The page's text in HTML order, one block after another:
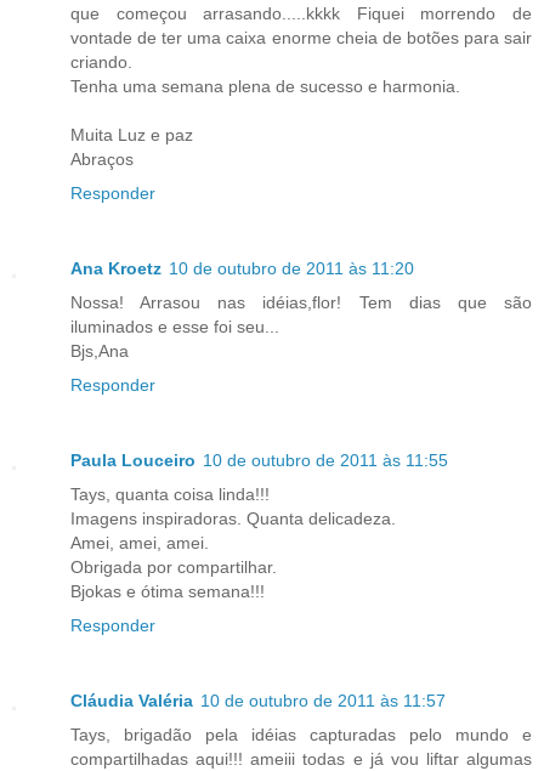
que começou arrasando.....kkkk Fiquei morrendo de
vontade de ter uma caixa enorme cheia de botões para sair
criando.
Tenha uma semana plena de sucesso e harmonia.
Muita Luz e paz
Abraços
Responder
Ana Kroetz 10 de outubro de 2011 às 11:20
Nossa! Arrasou nas idéias,flor! Tem dias que são
iluminados e esse foi seu...
Bjs,Ana
Responder
Paula Louceiro 10 de outubro de 2011 às 11:55
Tays, quanta coisa linda!!!
Imagens inspiradoras. Quanta delicadeza.
Amei, amei, amei.
Obrigada por compartilhar.
Bjokas e ótima semana!!!
Responder
Cláudia Valéria 10 de outubro de 2011 às 11:57
Tays, brigadão pela idéias capturadas pelo mundo e
compartilhadas aqui!!! ameiii todas e já vou liftar algumas